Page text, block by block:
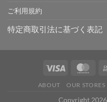
ご利用規約
特定商取引法に基づく表記
ABOUT OUR STORES
Copyright